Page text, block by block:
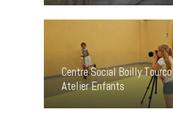
Centre Social Boilly
Atelier Enfants